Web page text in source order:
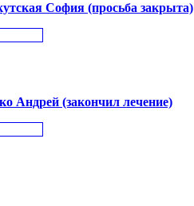
София (просьба закрыта)
Андрей (закончил лечение)